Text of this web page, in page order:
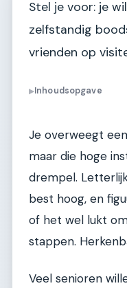
Stel je voor: je
zelfstandig
vrienden op
▶Inhoudsopgave
Je overweegt
maar die hoge
drempel.
best hoog, en
of het wel lukt
stappen.
Veel senioren